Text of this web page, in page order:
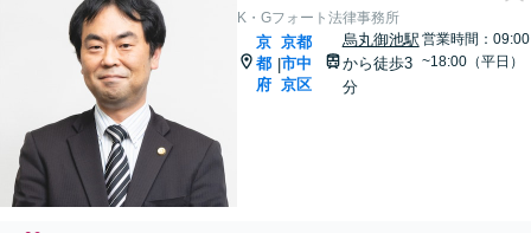
K・Gフォート法律事務所
京
都
府
|
京都
市中
京区
烏丸御池駅
から徒歩3
分
営業時間：09:00
~18:00（平日）